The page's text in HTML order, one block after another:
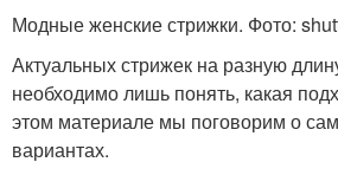
Модные женские стрижки. Фото:
Актуальных стрижек на разную
необходимо лишь понять, какая
этом материале мы поговорим о
вариантах.